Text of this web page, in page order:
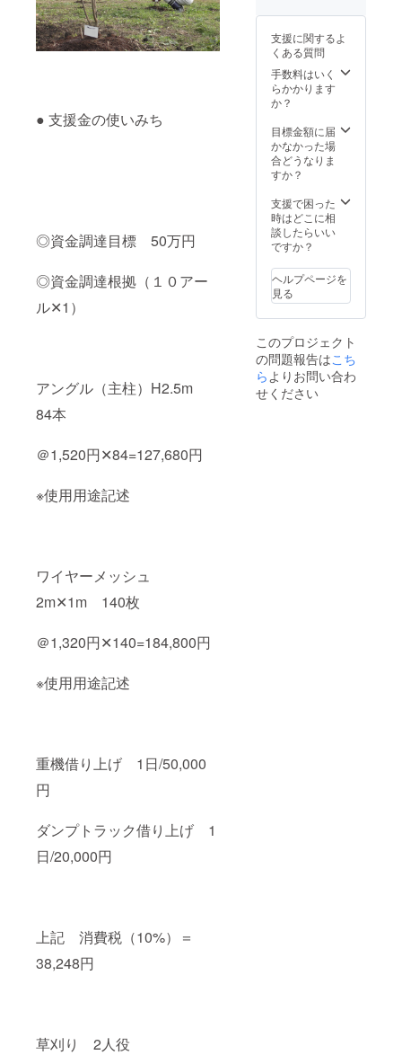
● 支援金の使いみち
◎資金調達目標 50万円
◎資金調達根拠（１０アー
ル✕1）
アングル（主柱）H2.5m
84本
＠1,520円✕84=127,680円
※使用用途記述
ワイヤーメッシュ
2m✕1m 140枚
＠1,320円✕140=184,800円
※使用用途記述
重機借り上げ 1日/50,000
円
ダンプトラック借り上げ 1
日/20,000円
上記 消費税（10%）＝
38,248円
草刈り 2人役
ターン
品に貼
付され
たラベ
ルや注
意書き
さ
い。」
お届け
山椒
ファン
クラブ
から お
手紙を
添えて
お送り
いたし
る一品
● 山椒
ジェノ
ベー
ゼ 内
容量 :
味期
限：6カ
月 保存
方法：
光を避
け、常
温で保
存 朝倉
香りと
刺激が
斬新な
和風イ
ン。 パ
ンやパ
スタ
に、ま
たカル
支援に関するよ
くある質問
手数料はいく
らかかります
か？
目標金額に届
かなかった場
合どうなりま
すか？
支援で困った
時はどこに相
談したらいい
ですか？
ヘルプページを
見る
このプロジェクト
の問題報告はこち
ら よりお問い合わ
せください